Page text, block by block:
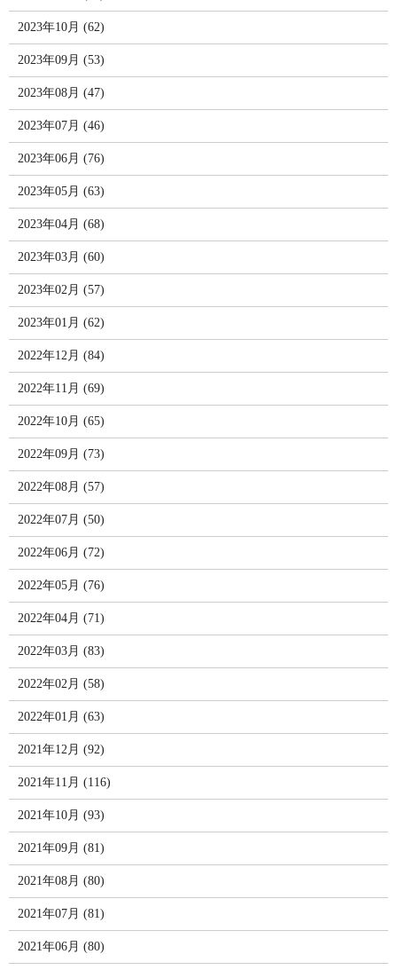
2023年10月 (62)
2023年09月 (53)
2023年08月 (47)
2023年07月 (46)
2023年06月 (76)
2023年05月 (63)
2023年04月 (68)
2023年03月 (60)
2023年02月 (57)
2023年01月 (62)
2022年12月 (84)
2022年11月 (69)
2022年10月 (65)
2022年09月 (73)
2022年08月 (57)
2022年07月 (50)
2022年06月 (72)
2022年05月 (76)
2022年04月 (71)
2022年03月 (83)
2022年02月 (58)
2022年01月 (63)
2021年12月 (92)
2021年11月 (116)
2021年10月 (93)
2021年09月 (81)
2021年08月 (80)
2021年07月 (81)
2021年06月 (80)